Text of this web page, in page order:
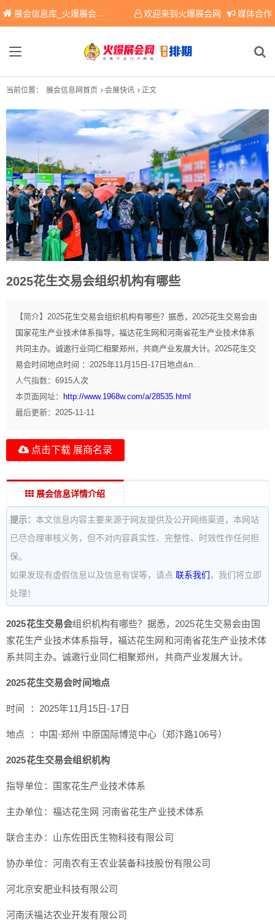
展会信息库_火爆展会网免费展会信息查询平台，提供专业会展服务！ 欢迎来到火爆展会网 媒体合作
当前位置： 展会信息网首页 会展快讯 正文
2025花生交易会组织机构有哪些
【简介】 2025花生交易会组织机构有哪些？据悉，2025花生交易会由
国家花生产业技术体系指导，福达花生网和河南省花生产业技术体系
共同主办。诚邀行业同仁相聚郑州，共商产业发展大计。2025花生交
易会时间地点时间 ：2025年11月15日-17日地点&n...
人气指数： 6915人次
本页面网址：
http://www.1968w.com/a/28535.html
最后更新： 2025-11-11
点击下载 展商名录
展会信息详情介绍
提示： 本文信息内容主要来源于网友提供及公开网络渠道，本网站
已尽合理审核义务，但不对内容真实性、完整性、时效性作任何担
保。
如果发现有虚假信息以及信息有误等，请点 联系我们 ，我们将立即
处理！
2025花生交易会组织机构有哪些？据悉，2025花生交易会由国
家花生产业技术体系指导，福达花生网和河南省花生产业技术体
系共同主办。诚邀行业同仁相聚郑州，共商产业发展大计。
2025花生交易会时间地点
时间 ：2025年11月15日-17日
地点 ：中国·郑州 中原国际博览中心（郑汴路106号）
2025花生交易会组织机构
指导单位：国家花生产业技术体系
主办单位：福达花生网 河南省花生产业技术体系
联合主办：山东佐田氏生物科技有限公司
协办单位：河南农有王农业装备科技股份有限公司
河北京安肥业科技有限公司
河南沃福达农业开发有限公司